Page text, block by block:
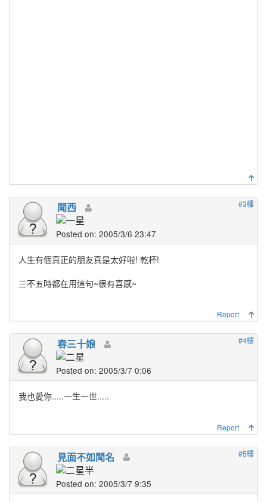
#3樓
聞西
Posted on: 2005/3/6 23:47
人生有個真正的朋友真是太好啦! 乾杯!
三不五時都在用這句~很有喜感~
Report
#4樓
春三十娘
Posted on: 2005/3/7 0:06
我也愛你.....一生一世.....
Report
#5樓
見面不如聞名
Posted on: 2005/3/7 9:35